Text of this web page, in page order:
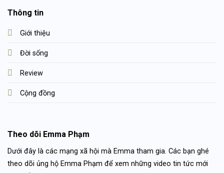
Thông tin
Giới thiệu
Đời sống
Review
Cộng đồng
Theo dõi Emma Phạm
Dưới đây là các mạng xã hội mà Emma tham gia. Các bạn ghé
theo dõi ủng hộ Emma Phạm để xem những video tin tức mới